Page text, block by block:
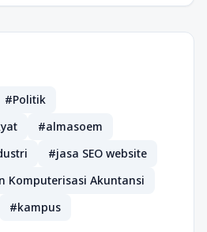
#Politik
#almasoem
#jasa SEO website
Komputerisasi Akuntansi
#kampus